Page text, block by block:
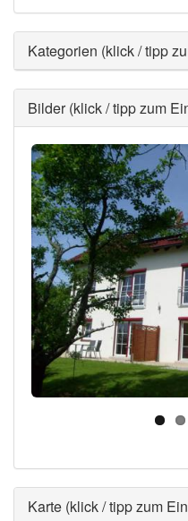
Ausblenden
Kategorien (klick / tipp
Ausblenden
Bilder (klick / tipp zum
Ausblenden
Karte (klick / tipp zum